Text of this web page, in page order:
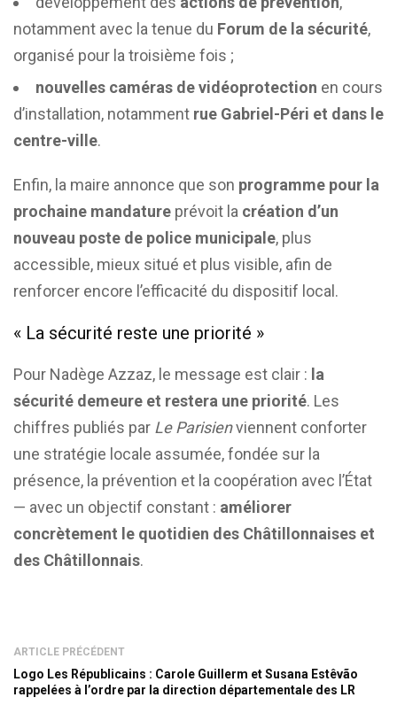
notamment avec la tenue du Forum de la sécurité,
organisé pour la troisième fois ;
nouvelles caméras de vidéoprotection en cours
d’installation, notamment rue Gabriel-Péri et dans le
centre-ville.
Enfin, la maire annonce que son programme pour la
prochaine mandature prévoit la création d’un
nouveau poste de police municipale, plus
accessible, mieux situé et plus visible, afin de
renforcer encore l’efficacité du dispositif local.
« La sécurité reste une priorité »
Pour Nadège Azzaz, le message est clair : la
sécurité demeure et restera une priorité. Les
chiffres publiés par Le Parisienviennent conforter
une stratégie locale assumée, fondée sur la
présence, la prévention et la coopération avec l’État
— avec un objectif constant : améliorer
concrètement le quotidien des Châtillonnaises et
des Châtillonnais.
ARTICLE PRÉCÉDENT
Logo Les Républicains : Carole Guillerm et Susana Estêvão
rappelées à l’ordre par la direction départementale des LR